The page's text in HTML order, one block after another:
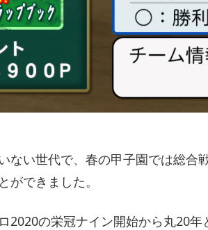
ない世代で、春の甲子園では総
ができました。
2020の栄冠ナイン開始から丸20年